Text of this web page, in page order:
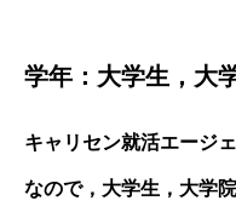
学年：大学生，大
キャリセン就活エージ
なので，大学生，大学